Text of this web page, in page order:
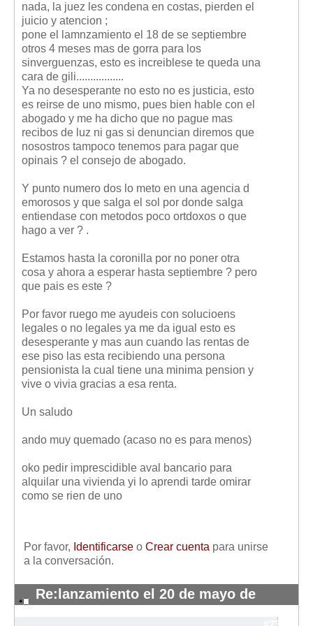
Mis boletines
nada, la juez les condena en costas, pierden el
juicio y atencion ;
pone el lamnzamiento el 18 de se septiembre
otros 4 meses mas de gorra para los
sinverguenzas, esto es increiblese te queda una
cara de gili.................
Ya no desesperante no esto no es justicia, esto
es reirse de uno mismo, pues bien hable con el
abogado y me ha dicho que no pague mas
recibos de luz ni gas si denuncian diremos que
nosostros tampoco tenemos para pagar que
opinais ? el consejo de abogado.
Y punto numero dos lo meto en una agencia d
emorosos y que salga el sol por donde salga
entiendase con metodos poco ortdoxos o que
hago a ver ? .
Estamos hasta la coronilla por no poner otra
cosa y ahora a esperar hasta septiembre ? pero
que pais es este ?
Por favor ruego me ayudeis con solucioens
legales o no legales ya me da igual esto es
desesperante y mas aun cuando las rentas de
ese piso las esta recibiendo una persona
pensionista la cual tiene una minima pension y
vive o vivia gracias a esa renta.
Un saludo
ando muy quemado (acaso no es para menos)
oko pedir imprescidible aval bancario para
alquilar una vivienda yi lo aprendi tarde omirar
como se rien de uno
Por favor, Identificarse o Crear cuenta para unirse
a la conversación.
Re:lanzamiento el 20 de mayo de
verguenza